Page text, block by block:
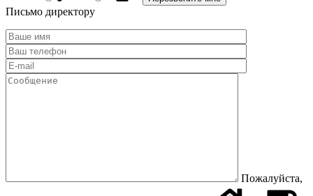
Письмо директору
Пожалуйста,